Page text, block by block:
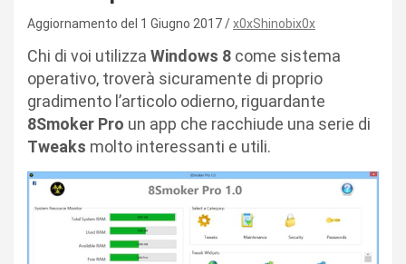
Aggiornamento del 1 Giugno 2017 x0xShinobix0x
Chi di voi utilizza Windows 8 come sistema
operativo, troverà sicuramente di proprio
gradimento l’articolo odierno, riguardante
8Smoker Pro un app che racchiude una serie di
Tweaks molto interessanti e utili.